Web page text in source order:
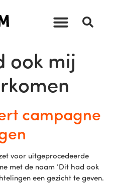
ook mij
campagne
voor uitgeprocedeerde
met de naam ‘Dit had ook
een gezicht te geven.